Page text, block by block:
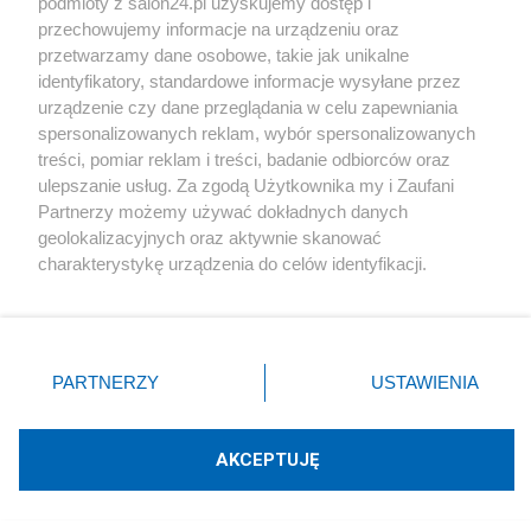
O mnie
mikesh
wielokrotnie wdeptywany w ziemię trzymam pion. Tylko
prawda jest ciekawa.
Nowości od blogera
przechowujemy informacje na urządzeniu oraz
przetwarzamy dane osobowe, takie jak unikalne
identyfikatory, standardowe informacje wysyłane przez
urządzenie czy dane przeglądania w celu zapewniania
spersonalizowanych reklam, wybór spersonalizowanych
treści, pomiar reklam i treści, badanie odbiorców oraz
ulepszanie usług. Za zgodą Użytkownika my i Zaufani
Partnerzy możemy używać dokładnych danych
geolokalizacyjnych oraz aktywnie skanować
charakterystykę urządzenia do celów identyfikacji.
zmienić/wycofać klikając przycisk ustawień prywatności
znajdujący się w lewym dolnym rogu strony
rodzaje przetwarzania danych nie wymagają zgody
użytkownika, ale masz prawo sprzeciwić się takiemu
PARTNERZY USTAWIENIA
AKCEPTUJĘ